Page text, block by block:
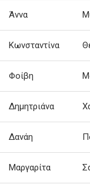
Άννα
Κωνσταντίνα
Φοίβη
Δημητριάνα
Δανάη
Μαργαρίτα